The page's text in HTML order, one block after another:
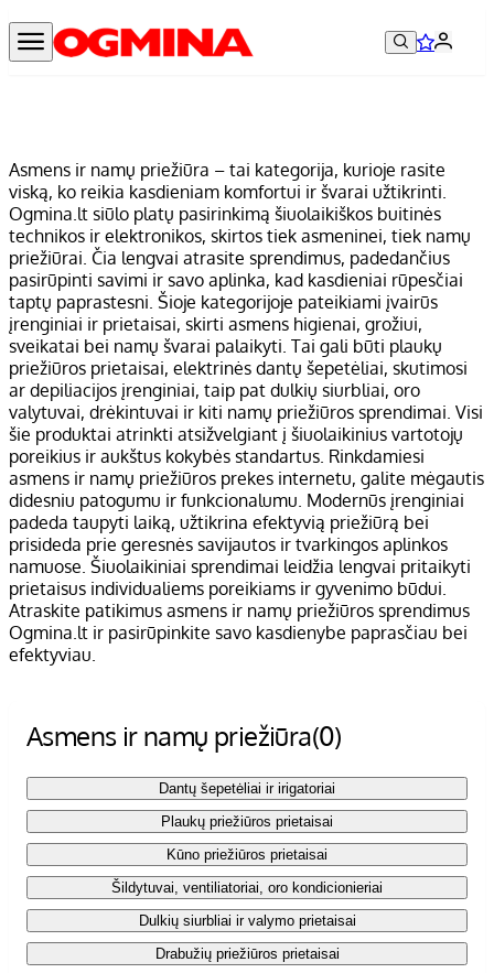
Asmens ir namų priežiūra – tai kategorija, kurioje rasite
viską, ko reikia kasdieniam komfortui ir švarai užtikrinti.
Ogmina.lt siūlo platų pasirinkimą šiuolaikiškos buitinės
technikos ir elektronikos, skirtos tiek asmeninei, tiek namų
priežiūrai. Čia lengvai atrasite sprendimus, padedančius
pasirūpinti savimi ir savo aplinka, kad kasdieniai rūpesčiai
taptų paprastesni. Šioje kategorijoje pateikiami įvairūs
įrenginiai ir prietaisai, skirti asmens higienai, grožiui,
sveikatai bei namų švarai palaikyti. Tai gali būti plaukų
priežiūros prietaisai, elektrinės dantų šepetėliai, skutimosi
ar depiliacijos įrenginiai, taip pat dulkių siurbliai, oro
valytuvai, drėkintuvai ir kiti namų priežiūros sprendimai. Visi
šie produktai atrinkti atsižvelgiant į šiuolaikinius vartotojų
poreikius ir aukštus kokybės standartus. Rinkdamiesi
asmens ir namų priežiūros prekes internetu, galite mėgautis
didesniu patogumu ir funkcionalumu. Modernūs įrenginiai
padeda taupyti laiką, užtikrina efektyvią priežiūrą bei
prisideda prie geresnės savijautos ir tvarkingos aplinkos
namuose. Šiuolaikiniai sprendimai leidžia lengvai pritaikyti
prietaisus individualiems poreikiams ir gyvenimo būdui.
Atraskite patikimus asmens ir namų priežiūros sprendimus
Ogmina.lt ir pasirūpinkite savo kasdienybe paprasčiau bei
efektyviau.
Asmens ir namų priežiūra(0)
Dantų šepetėliai ir irigatoriai
Plaukų priežiūros prietaisai
Kūno priežiūros prietaisai
Šildytuvai, ventiliatoriai, oro kondicionieriai
Dulkių siurbliai ir valymo prietaisai
Drabužių priežiūros prietaisai